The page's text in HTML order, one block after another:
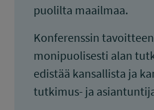
puolilta maailmaa.
Konferenssin
monipuolisesti alan
edistää kansallista ja
tutkimus- ja